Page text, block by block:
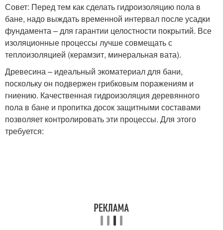
Совет: Перед тем как сделать гидроизоляцию пола в
бане, надо выждать временной интервал после усадки
фундамента – для гарантии целостности покрытий. Все
изоляционные процессы лучше совмещать с
теплоизоляцией (керамзит, минеральная вата).
Древесина – идеальный экоматериал для бани,
поскольку он подвержен грибковым поражениям и
гниению. Качественная гидроизоляция деревянного
пола в бане и пропитка досок защитными составами
позволяет контролировать эти процессы. Для этого
требуется: